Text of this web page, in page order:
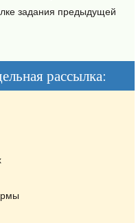
задания предыдущей
рассылка: